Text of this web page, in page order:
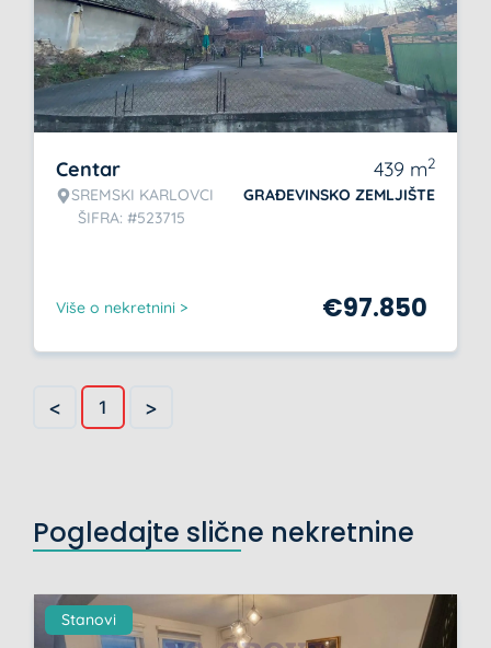
Centar
SREMSKI KARLOVCI
ŠIFRA: #523715
439 m2
GRAĐEVINSKO ZEMLJIŠTE
Više o nekretnini > €97.850
< 1 >
Pogledajte slične nekretnine
Stanovi